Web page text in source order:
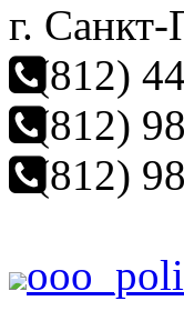
г. Санкт-
(812)
(812)
(812)